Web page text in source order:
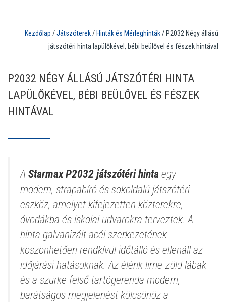
Kezdőlap /Játszóterek/ Hinták és Mérleghinták/ P2032 Négy állású
játszótéri hinta lapülőkével, bébi beülővel és fészek hintával
P2032 NÉGY ÁLLÁSÚ JÁTSZÓTÉRI HINTA
LAPÜLŐKÉVEL, BÉBI BEÜLŐVEL ÉS FÉSZEK
HINTÁVAL
A Starmax P2032 játszótéri hinta egy
modern, strapabíró és sokoldalú játszótéri
eszköz, amelyet kifejezetten közterekre,
óvodákba és iskolai udvarokra terveztek. A
hinta galvanizált acél szerkezetének
köszönhetően rendkívül időtálló és ellenáll az
időjárási hatásoknak. Az élénk lime-zöld lábak
és a szürke felső tartógerenda modern,
barátságos megjelenést kölcsönöz a